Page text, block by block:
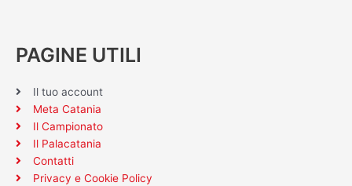
PAGINE UTILI
Il tuo account
Meta Catania
Il Campionato
Il Palacatania
Contatti
Privacy e Cookie Policy